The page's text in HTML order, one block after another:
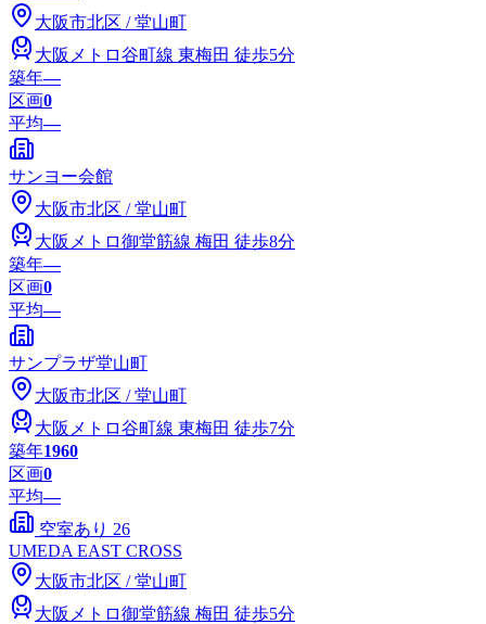
大阪市北区 /堂山町
大阪メトロ谷町線 東梅田 徒歩5分
築年―
区画0
平均—
サンヨー会館
大阪市北区 /堂山町
大阪メトロ御堂筋線 梅田 徒歩8分
築年―
区画0
平均—
サンプラザ堂山町
大阪市北区 /堂山町
大阪メトロ谷町線 東梅田 徒歩7分
築年1960
区画0
平均—
空室あり 26
UMEDA EAST CROSS
大阪市北区 /堂山町
大阪メトロ御堂筋線 梅田 徒歩5分